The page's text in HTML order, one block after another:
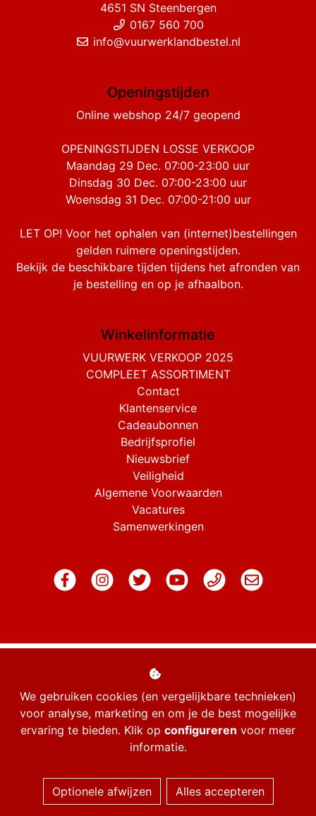
We gebruiken cookies (en vergelijkbare technieken)
voor analyse, marketing en om je de best mogelijke
ervaring te bieden. Klik op configureren voor meer
informatie.
Optionele afwijzen Alles accepteren
4651 SN Steenbergen
0167 560 700
info@vuurwerklandbestel.nl
Openingstijden
Online webshop 24/7 geopend
OPENINGSTIJDEN LOSSE VERKOOP
Maandag 29 Dec. 07:00-23:00 uur
Dinsdag 30 Dec. 07:00-23:00 uur
Woensdag 31 Dec. 07:00-21:00 uur
LET OP! Voor het ophalen van (internet)bestellingen
gelden ruimere openingstijden.
Bekijk de beschikbare tijden tijdens het afronden van
je bestelling en op je afhaalbon.
Winkelinformatie
VUURWERK VERKOOP 2025
COMPLEET ASSORTIMENT
Contact
Klantenservice
Cadeaubonnen
Bedrijfsprofiel
Nieuwsbrief
Veiligheid
Algemene Voorwaarden
Vacatures
Samenwerkingen
Managed hosting
Webshopontwikkeling